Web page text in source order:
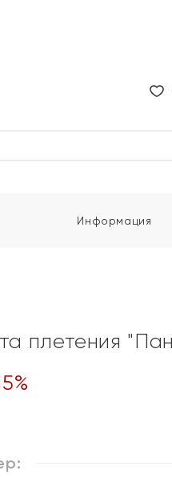
Информация
плетения
%